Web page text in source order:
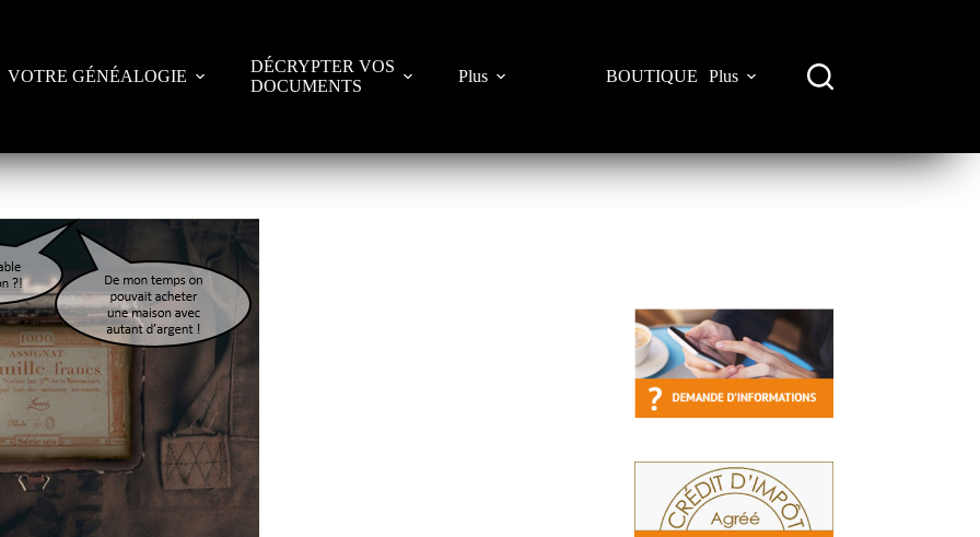
VOTRE GÉNÉALOGIE
DÉCRYPTER VOS
DOCUMENTS
Plus BOUTIQUE Plus